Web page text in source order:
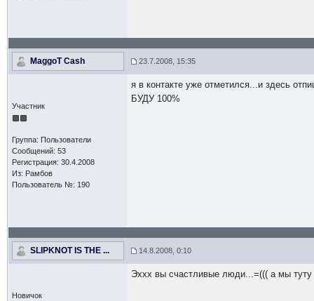
MaggoT Cash 23.7.2008, 15:35
Участник
Группа: Пользователи
Сообщений: 53
Регистрация: 30.4.2008
Из: Рамбов
Пользователь №: 190
я в контакте уже отметился...и здесь
БУДУ 100%
SLIPKNOT IS THE ... 14.8.2008, 0:10
Новичок
Эххх вы счастливые люди...=((( а мы